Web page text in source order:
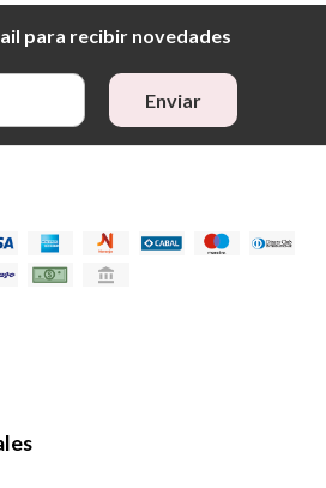
para recibir novedades
Enviar